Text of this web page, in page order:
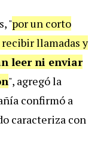
"por un corto
llamadas y
leer ni enviar
", agregó la
confirmó a
caracteriza con